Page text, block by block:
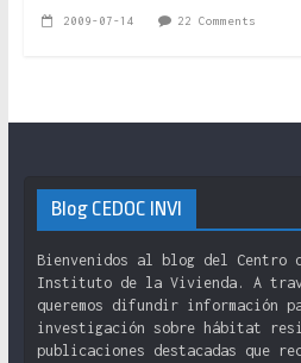
2009-07-14 22 Comments
Blog CEDOC INVI
Bienvenidos al blog del Centro
Instituto de la Vivienda. A
queremos difundir información
investigación sobre hábitat
publicaciones destacadas que